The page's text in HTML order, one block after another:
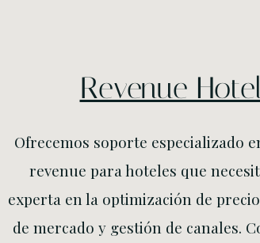
Revenue
Ofrecemos soporte especializado
revenue para hoteles que
experta en la optimización de
de mercado y gestión de canales.